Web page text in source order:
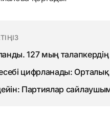
127 мың
цифрланады: Орталық
Партиялар